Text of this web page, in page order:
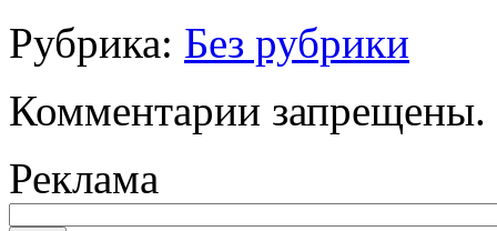
Рубрика: Без рубрики
Комментарии запрещены.
Реклама